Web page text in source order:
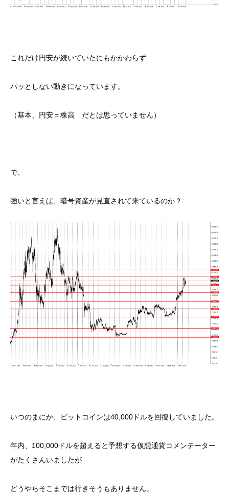
これだけ円安が続いていたにもかかわらず
パッとしない動きになっています。
（基本、円安＝株高 だとは思っていません）
で、
強いと言えば、暗号資産が見直されて来ているのか？
いつのまにか、ビットコインは40,000ドルを回復していました。
年内、100,000ドルを超えると予想する仮想通貨コメンテーター
がたくさんいましたが
どうやらそこまでは行きそうもありません。